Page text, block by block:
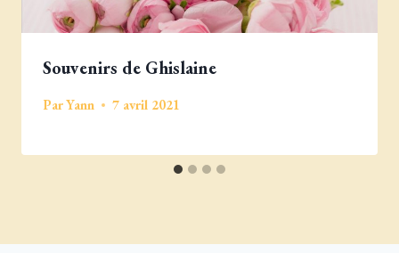
Souvenirs de Ghislaine
ParYann 7 avril 2021